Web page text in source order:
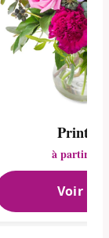
à partir de
Voir